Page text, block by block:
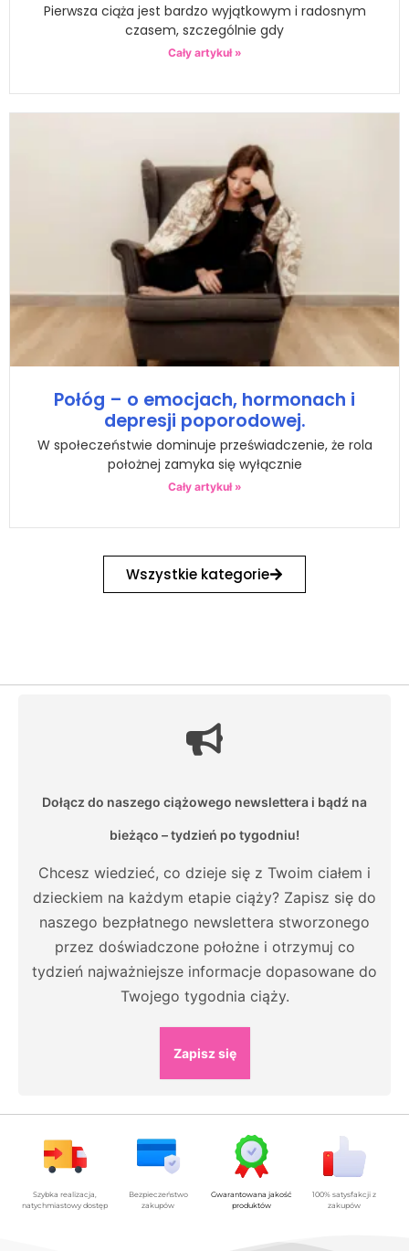
Pierwsza ciąża jest bardzo wyjątkowym i radosnym
czasem, szczególnie gdy
Cały artykuł »
Połóg – o emocjach, hormonach i
depresji poporodowej.
W społeczeństwie dominuje przeświadczenie, że rola
położnej zamyka się wyłącznie
Cały artykuł »
Wszystkie kategorie
Dołącz do naszego ciążowego newslettera i bądź na
bieżąco – tydzień po tygodniu!
Chcesz wiedzieć, co dzieje się z Twoim ciałem i
dzieckiem na każdym etapie ciąży? Zapisz się do
naszego bezpłatnego newslettera stworzonego
przez doświadczone położne i otrzymuj co
tydzień najważniejsze informacje dopasowane do
Twojego tygodnia ciąży.
Zapisz się
Szybka realizacja,
natychmiastowy dostęp
Bezpieczeństwo
zakupów
Gwarantowana jakość
produktów
100% satysfakcji z
zakupów